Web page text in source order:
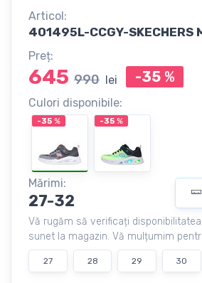
Articol:
401495L-CCGY-SKECHERS
Preț:
645 990 lei -35%
Culori disponibile:
-35 % -35 %
Mărimi:
27-32
Vă rugăm să verificați
sunet la magazin. Vă mulțumim
27 28 29 30